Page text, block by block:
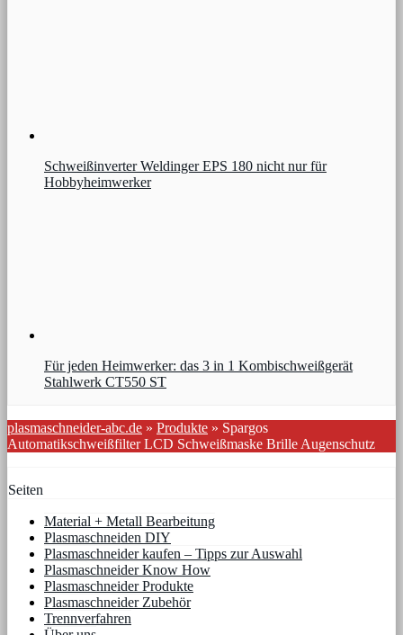
Schweißinverter Weldinger EPS 180 nicht nur für
Hobbyheimwerker
Für jeden Heimwerker: das 3 in 1 Kombischweißgerät
Stahlwerk CT550 ST
plasmaschneider-abc.de » Produkte » Spargos
Automatikschweißfilter LCD Schweißmaske Brille Augenschutz
Seiten
Material + Metall Bearbeitung
Plasmaschneiden DIY
Plasmaschneider kaufen – Tipps zur Auswahl
Plasmaschneider Know How
Plasmaschneider Produkte
Plasmaschneider Zubehör
Trennverfahren